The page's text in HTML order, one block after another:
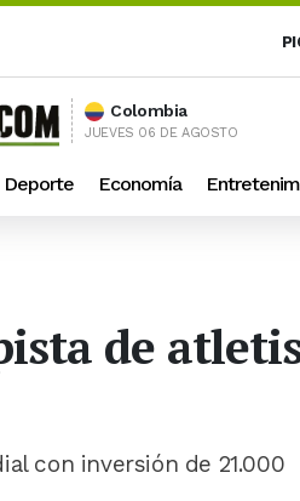
Colombia
JUEVES 06 DE AGOSTO
Deporte Economía
de
con inversión de 21.000